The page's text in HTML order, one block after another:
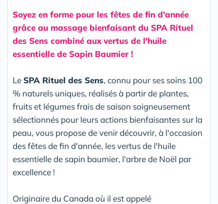
Soyez en forme pour les fêtes de fin d'année
grâce au massage bienfaisant du SPA Rituel
des Sens combiné aux vertus de l'huile
essentielle de Sapin Baumier !
LeSPA Rituel des Sens, connu pour ses soins 100
% naturels uniques, réalisés à partir de plantes,
fruits et légumes frais de saison soigneusement
sélectionnés pour leurs actions bienfaisantes sur la
peau, vous propose de venir découvrir, à l'occasion
des fêtes de fin d'année, les vertus de l'huile
essentielle de sapin baumier, l'arbre de Noël par
excellence !
Originaire du Canada où il est appelé